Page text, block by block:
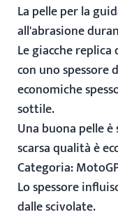
La pelle per la
all'abrasione
Le giacche
con uno spessore
economiche
sottile.
Una buona pelle
scarsa qualità è
Categoria:
Lo spessore
dalle scivolate.